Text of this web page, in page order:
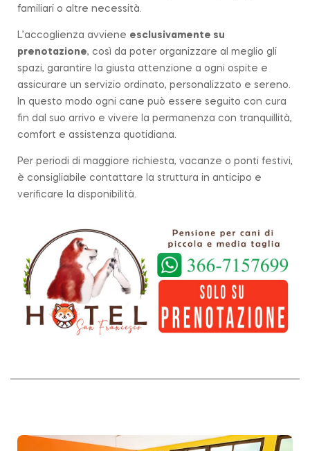
familiari o altre necessità.
L’accoglienza avviene esclusivamente su
prenotazione, così da poter organizzare al meglio gli
spazi, garantire la giusta attenzione a ogni ospite e
assicurare un servizio ordinato, personalizzato e sereno.
In questo modo ogni cane può essere seguito con cura
fin dal suo arrivo e vivere la permanenza con tranquillità,
comfort e assistenza quotidiana.
Per periodi di maggiore richiesta, vacanze o ponti festivi,
è consigliabile contattare la struttura in anticipo e
verificare la disponibilità.